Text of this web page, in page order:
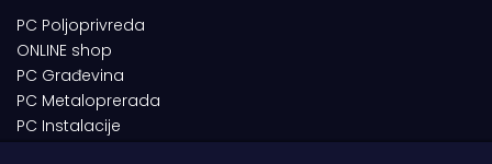
PC Poljoprivreda
ONLINE shop
PC Građevina
PC Metaloprerada
PC Instalacije